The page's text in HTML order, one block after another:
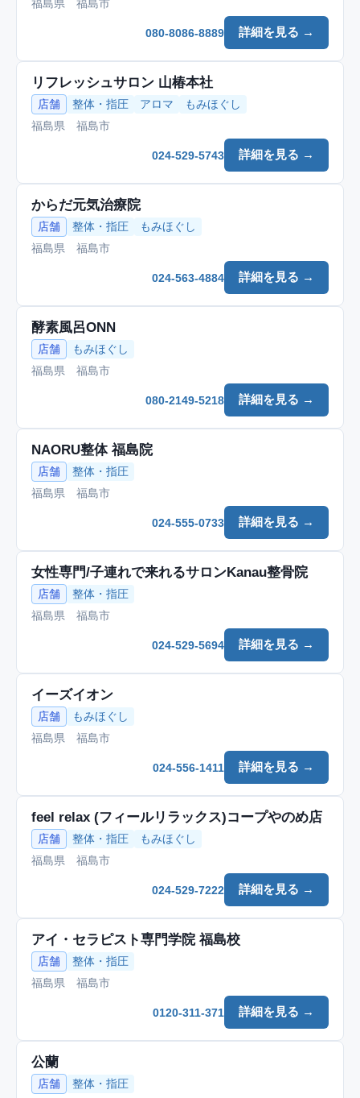
福島県 福島市
詳細を見る →
080-8086-8889
リフレッシュサロン 山椿本社
店舗 整体・指圧 アロマ
もみほぐし
福島県 福島市
詳細を見る →
024-529-5743
からだ元気治療院
店舗 整体・指圧
もみほぐし
福島県 福島市
詳細を見る →
024-563-4884
酵素風呂ONN
店舗
もみほぐし
福島県 福島市
詳細を見る →
080-2149-5218
NAORU整体 福島院
店舗
整体・指圧
福島県 福島市
詳細を見る →
024-555-0733
女性専門/子連れで来れるサロンKanau整骨院
店舗
整体・指圧
福島県 福島市
詳細を見る →
024-529-5694
イーズイオン
店舗
もみほぐし
福島県 福島市
詳細を見る →
024-556-1411
feel relax (フィールリラックス)コープやのめ店
店舗 整体・指圧
もみほぐし
福島県 福島市
詳細を見る →
024-529-7222
アイ・セラピスト専門学院 福島校
店舗
整体・指圧
福島県 福島市
詳細を見る →
0120-311-371
公蘭
店舗 整体・指圧